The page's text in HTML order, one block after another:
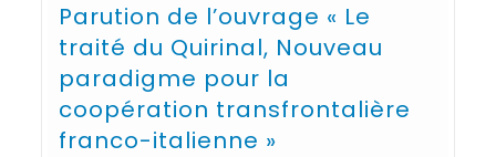
Parution de l’ouvrage « Le
traité du Quirinal, Nouveau
paradigme pour la
coopération transfrontalière
franco-italienne »